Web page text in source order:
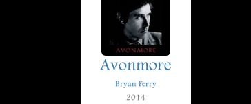
Avonmore
Bryan Ferry
2014